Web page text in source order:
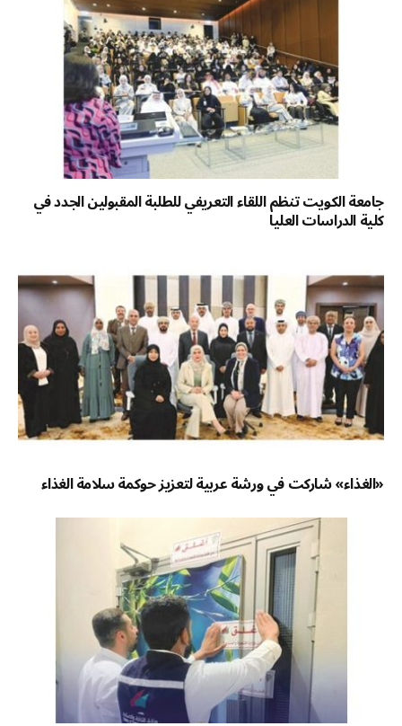
جامعة الكويت تنظم اللقاء التعريفي للطلبة المقبولين الجدد في
كلية الدراسات العليا
«الغذاء» شاركت في ورشة عربية لتعزيز حوكمة سلامة الغذاء